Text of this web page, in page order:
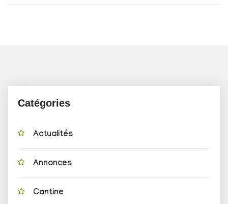
Catégories
Actualités
Annonces
Cantine